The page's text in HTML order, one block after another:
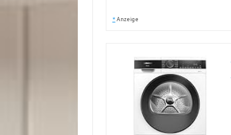
* Anzeige